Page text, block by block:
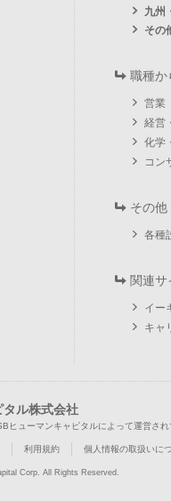
九州
その
職種か
営業
経営
化学
コン
その他
各種
関連サ
イー
キャ
ル株式会社
ヒューマンキャピタルによって運営され
利用規約 個人情報の取扱いに
Corp. All Rights Reserved.